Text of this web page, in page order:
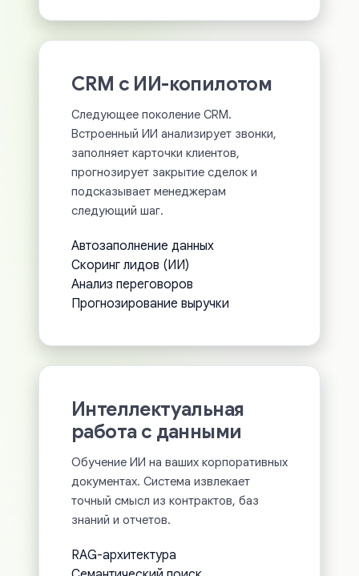
CRM с ИИ-копилотом
Следующее поколение CRM.
Встроенный ИИ анализирует звонки,
заполняет карточки клиентов,
прогнозирует закрытие сделок и
подсказывает менеджерам
следующий шаг.
Автозаполнение данных
Скоринг лидов (ИИ)
Анализ переговоров
Прогнозирование выручки
Интеллектуальная
работа с данными
Обучение ИИ на ваших корпоративных
документах. Система извлекает
точный смысл из контрактов, баз
знаний и отчетов.
RAG-архитектура